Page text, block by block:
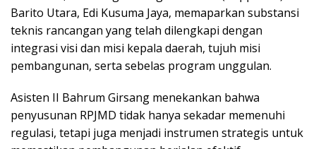
Barito Utara, Edi Kusuma Jaya, memaparkan substansi
teknis rancangan yang telah dilengkapi dengan
integrasi visi dan misi kepala daerah, tujuh misi
pembangunan, serta sebelas program unggulan.
Asisten II Bahrum Girsang menekankan bahwa
penyusunan RPJMD tidak hanya sekadar memenuhi
regulasi, tetapi juga menjadi instrumen strategis untuk